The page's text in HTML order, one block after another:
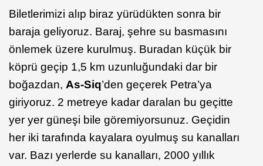
Biletlerimizi alıp biraz yürüdükten sonra bir
baraja geliyoruz. Baraj, şehre su basmasını
önlemek üzere kurulmuş. Buradan küçük bir
köprü geçip 1,5 km uzunluğundaki dar bir
boğazdan, As-Siq’den geçerek Petra’ya
giriyoruz. 2 metreye kadar daralan bu geçitte
yer yer güneşi bile göremiyorsunuz. Geçidin
her iki tarafında kayalara oyulmuş su kanalları
var. Bazı yerlerde su kanalları, 2000 yıllık